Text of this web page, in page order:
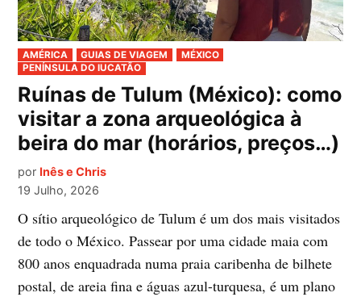
PUBLICADO
EM
AMÉRICA GUIAS DE VIAGEM
MÉXICO
PENÍNSULA DO IUCATÃO
Ruínas de Tulum (México): como
visitar a zona arqueológica à
beira do mar (horários, preços…)
por Inês e Chris
19 Julho, 2026
O sítio arqueológico de Tulum é um dos mais visitados
de todo o México. Passear por uma cidade maia com
800 anos enquadrada numa praia caribenha de bilhete
postal, de areia fina e águas azul-turquesa, é um plano